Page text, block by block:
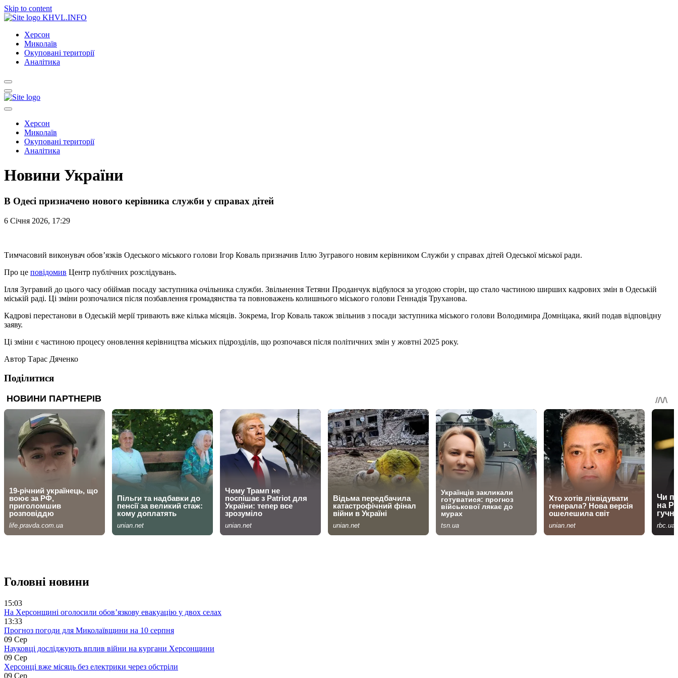
Skip to content
KHVL.INFO
Херсон
Миколаїв
Окуповані території
Аналітика
Херсон
Миколаїв
Окуповані території
Аналітика
Новини України
В Одесі призначено нового керівника служби у справах дітей
6 Січня 2026, 17:29
Тимчасовий виконувач обов’язків Одеського міського голови Ігор Коваль призначив Іллю Зугравого новим керівником Служби у справах дітей Одеської міської ради.
Про це повідомив Центр публічних розслідувань.
Ілля Зугравий до цього часу обіймав посаду заступника очільника служби. Звільнення Тетяни Проданчук відбулося за угодою сторін, що стало частиною ширших кадрових змін в Одеській
міській раді. Ці зміни розпочалися після позбавлення громадянства та повноважень колишнього міського голови Геннадія Труханова.
Кадрові перестанови в Одеській мерії тривають вже кілька місяців. Зокрема, Ігор Коваль також звільнив з посади заступника міського голови Володимира Домніцака, який подав відповідну
заяву.
Ці зміни є частиною процесу оновлення керівництва міських підрозділів, що розпочався після політичних змін у жовтні 2025 року.
Автор Тарас Дяченко
Поділитися
Головні новини
15:03
На Херсонщині оголосили обов’язкову евакуацію у двох селах
13:33
Прогноз погоди для Миколаївщини на 10 серпня
09 Сер
Науковці досліджують вплив війни на кургани Херсонщини
09 Сер
Херсонці вже місяць без електрики через обстріли
09 Сер